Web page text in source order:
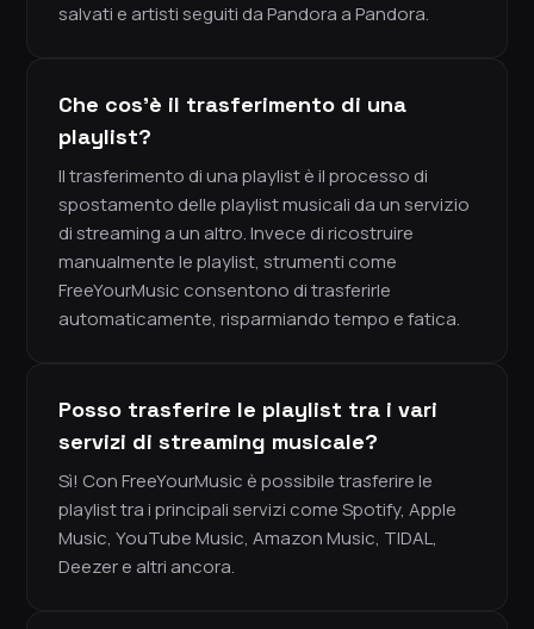
salvati e artisti seguiti da Pandora a Pandora.
Che cos'è il trasferimento di una
playlist?
Il trasferimento di una playlist è il processo di
spostamento delle playlist musicali da un servizio
di streaming a un altro. Invece di ricostruire
manualmente le playlist, strumenti come
FreeYourMusic consentono di trasferirle
automaticamente, risparmiando tempo e fatica.
Posso trasferire le playlist tra i vari
servizi di streaming musicale?
Sì! Con FreeYourMusic è possibile trasferire le
playlist tra i principali servizi come Spotify, Apple
Music, YouTube Music, Amazon Music, TIDAL,
Deezer e altri ancora.